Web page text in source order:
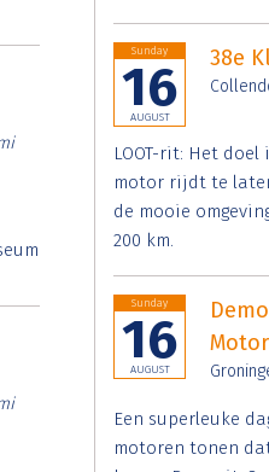
Sunday
16
AUGUST
38e
LOOT-rit: Het
motor rijdt te
de mooie
200 km.
Sunday
16
AUGUST
Een superleuke
motoren tonen